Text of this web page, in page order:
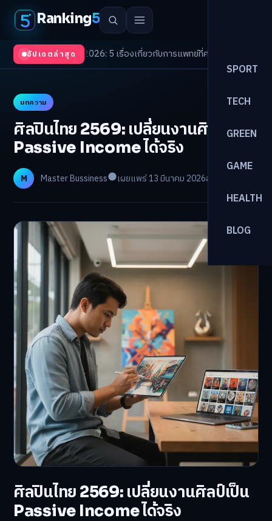
Ranking5
SPORT
TECH
GREEN
GAME
HEALTH
BLOG
อัปเดตล่าสุด
2026: 5 เรื่องเกี่ยวกับการแพทย์ที่ควรรู้/ดอกเบี้ยขาขึ้นรอบใหม่! จั
บทความ
ศิลปินไทย 2569: เปลี่ยนงานศิลป์เป็น
Passive Income ได้จริง
M Master Bussiness เผยแพร่ 13 มีนาคม 2026อ่าน 24 นาที
ศิลปินไทย 2569: เปลี่ยนงานศิลป์เป็น
Passive Income ได้จริง